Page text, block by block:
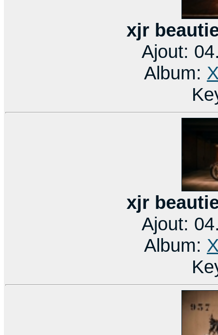
xjr
Ajout:
Album:
xjr
Ajout:
Album: